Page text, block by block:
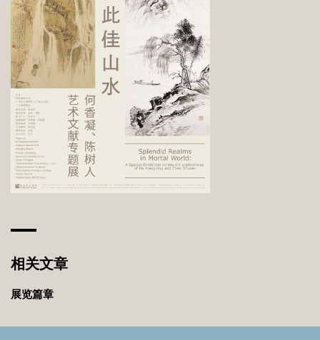
对于士人/君子，山水绘画截然不同于『风景绘画』的艺术实践，其
创作行为背离『自然主义』，倾向于性灵、精神的寄寓。山水的传
统如同诗的艺术一样，一直为士人/君子所共享，并延续至二十世
纪，诗与画仍然是评价知识人品味优雅与否的依据。
何香凝生于1878，陈树人生于1884，两人绘画的专业学习皆在日
本。而彼时的日本艺术界恰处在日洋融合、探索的阶段。在新旧艺
术观念碰撞的背景下，两位艺术家如何选择自己的『艺术样式』，
恰是这次展览我们想寻找的答案。我们特意选取了两人的山水作
品，从风格、题材的层面感受艺术家对于山水创作的现代样式的探
耽于山水，吟诗作画，其山水画的实践则兼得温柔与敦厚的诗意气
开『革命』的背景，艺术风貌恰恰体现出两位艺术家不同的审美意
相关文章
展览篇章